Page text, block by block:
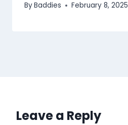
ByBaddies February 8, 2025
Leave a Reply